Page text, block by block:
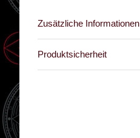
Zusätzliche Informationen
Produktsicherheit